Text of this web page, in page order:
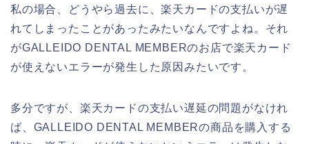
私の場合、どうやら過去に、楽天カードの支払いが遅
れてしまったことがあったみたいなんですよね。それ
がGALLEIDO DENTAL MEMBERのお店で楽天カード
が使えないエラーが発生した原因みたいです。
多分ですが、楽天カードの支払い遅延の問題がなけれ
ば、GALLEIDO DENTAL MEMBERの商品を購入する